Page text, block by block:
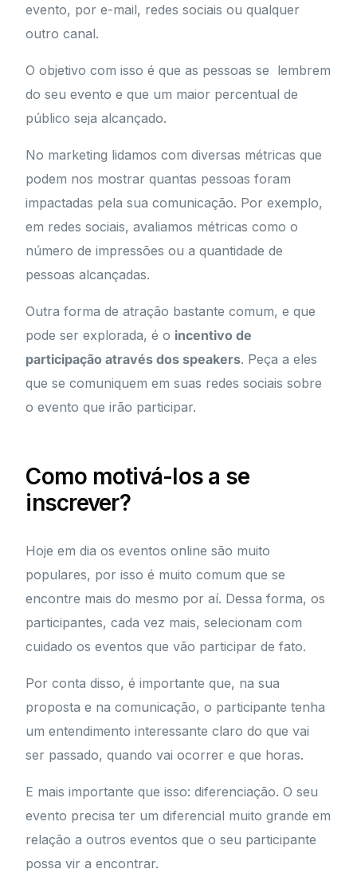
evento, por e-mail, redes sociais ou qualquer
outro canal.
O objetivo com isso é que as pessoas se lembrem
do seu evento e que um maior percentual de
público seja alcançado.
No marketing lidamos com diversas métricas que
podem nos mostrar quantas pessoas foram
impactadas pela sua comunicação. Por exemplo,
em redes sociais, avaliamos métricas como o
número de impressões ou a quantidade de
pessoas alcançadas.
Outra forma de atração bastante comum, e que
pode ser explorada, é o incentivo de
participação através dos speakers. Peça a eles
que se comuniquem em suas redes sociais sobre
o evento que irão participar.
Como motivá-los a se
inscrever?
Hoje em dia os eventos online são muito
populares, por isso é muito comum que se
encontre mais do mesmo por aí. Dessa forma, os
participantes, cada vez mais, selecionam com
cuidado os eventos que vão participar de fato.
Por conta disso, é importante que, na sua
proposta e na comunicação, o participante tenha
um entendimento interessante claro do que vai
ser passado, quando vai ocorrer e que horas.
E mais importante que isso: diferenciação. O seu
evento precisa ter um diferencial muito grande em
relação a outros eventos que o seu participante
possa vir a encontrar.